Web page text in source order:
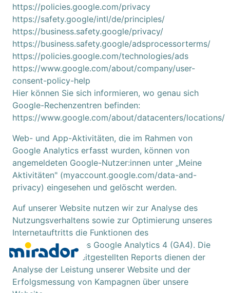
https://policies.google.com/privacy
https://safety.google/intl/de/principles/
https://business.safety.google/privacy/
https://business.safety.google/adsprocessorterms/
https://policies.google.com/technologies/ads
https://www.google.com/about/company/user-
consent-policy-help
Hier können Sie sich informieren, wo genau sich
Google-Rechenzentren befinden:
https://www.google.com/about/datacenters/locations/
Web- und App-Aktivitäten, die im Rahmen von
Google Analytics erfasst wurden, können von
angemeldeten Google-Nutzer:innen unter „Meine
Aktivitäten" (myaccount.google.com/data-and-
privacy) eingesehen und gelöscht werden.
Auf unserer Website nutzen wir zur Analyse des
Nutzungsverhaltens sowie zur Optimierung unseres
Internetauftritts die Funktionen des
Webanalysedienstes Google Analytics 4 (GA4). Die
durch Google bereitgestellten Reports dienen der
Analyse der Leistung unserer Website und der
Erfolgsmessung von Kampagnen über unsere